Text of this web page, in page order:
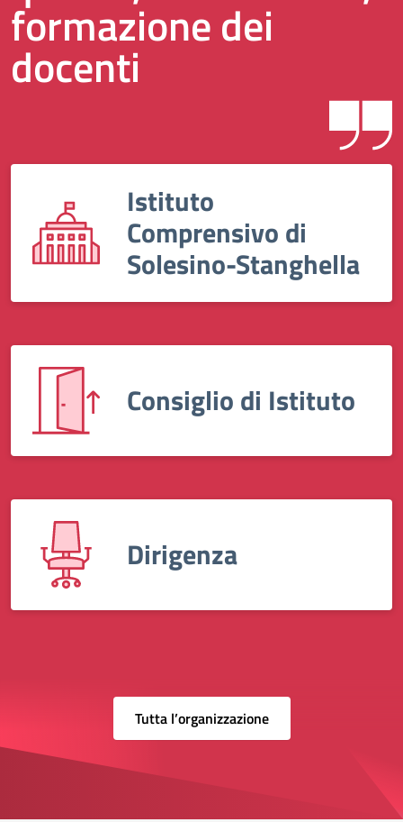
formazione dei
docenti
Istituto
Comprensivo di
Solesino-Stanghella
Consiglio di Istituto
Dirigenza
Tutta l’organizzazione